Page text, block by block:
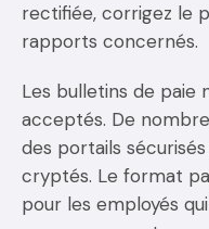
rectifiée, corrigez le
rapports concernés.
Les bulletins de paie
acceptés. De
des portails
cryptés. Le format
pour les employés